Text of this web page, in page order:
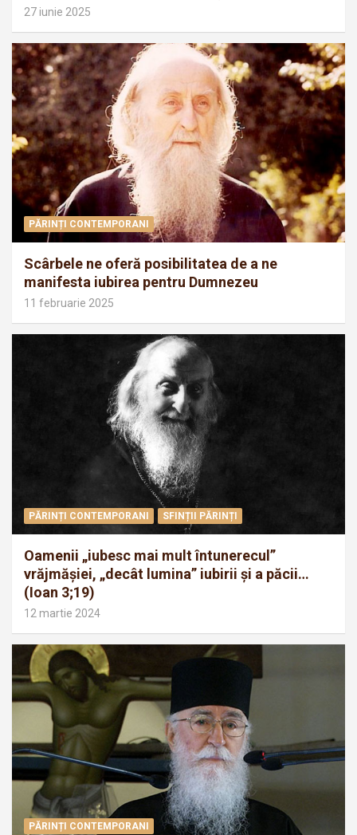
27 iunie 2025
PĂRINȚI CONTEMPORANI
Scârbele ne oferă posibilitatea de a ne
manifesta iubirea pentru Dumnezeu
11 februarie 2025
PĂRINȚI CONTEMPORANI SFINȚII PĂRINȚI
Oamenii „iubesc mai mult întunerecul”
vrăjmăşiei, „decât lumina” iubirii şi a păcii…
(Ioan 3;19)
12 martie 2024
PĂRINȚI CONTEMPORANI